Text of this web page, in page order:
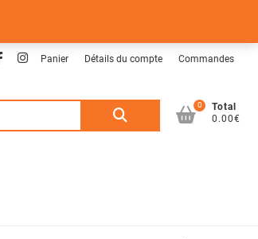
Facebook
Instagram
Panier Détails du compte Commandes
Recherche
0
Total
0.00€